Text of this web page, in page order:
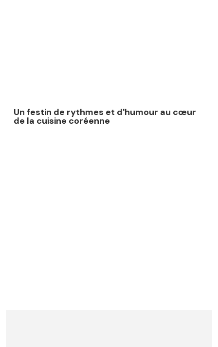
Un festin de rythmes et d'humour au cœur
de la cuisine coréenne